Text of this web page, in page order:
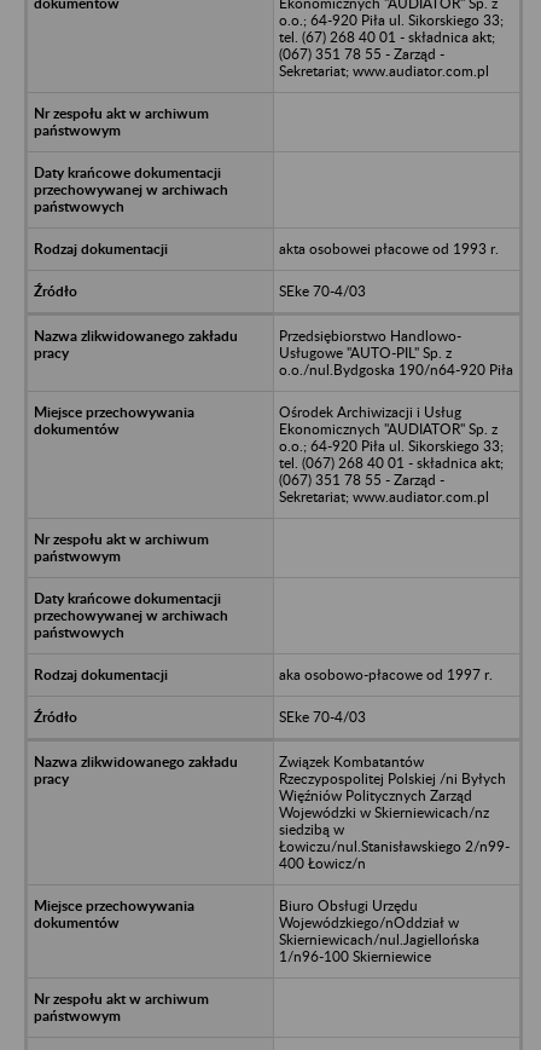
o.o.; 64-920 Piła ul. Sikorskiego 33;
tel. (67) 268 40 01 - składnica akt;
(067) 351 78 55 - Zarząd -
Sekretariat; www.audiator.com.pl
akta osobowei płacowe od 1993 r.
SEke 70-4/03
Przedsiębiorstwo Handlowo-
Usługowe "AUTO-PIL" Sp. z
o.o./nul.Bydgoska 190/n64-920 Piła
Ośrodek Archiwizacji i Usług
Ekonomicznych "AUDIATOR" Sp. z
o.o.; 64-920 Piła ul. Sikorskiego 33;
tel. (067) 268 40 01 - składnica akt;
(067) 351 78 55 - Zarząd -
Sekretariat; www.audiator.com.pl
aka osobowo-płacowe od 1997 r.
SEke 70-4/03
Związek Kombatantów
Rzeczypospolitej Polskiej /ni Byłych
Więźniów Politycznych Zarząd
Wojewódzki w Skierniewicach/nz
siedzibą w
Łowiczu/nul.Stanisławskiego 2/n99-
400 Łowicz/n
Biuro Obsługi Urzędu
Wojewódzkiego/nOddział w
Skierniewicach/nul.Jagiellońska
1/n96-100 Skierniewice